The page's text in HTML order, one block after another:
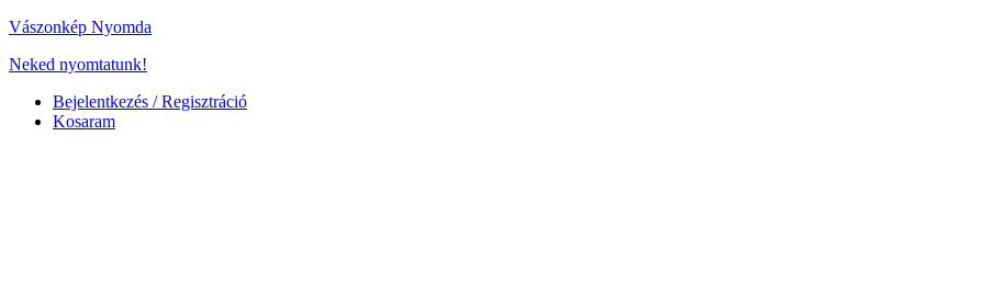
Vászonkép Nyomda
Neked nyomtatunk!
Bejelentkezés / Regisztráció
Kosaram